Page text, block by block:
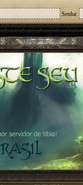
Senha: